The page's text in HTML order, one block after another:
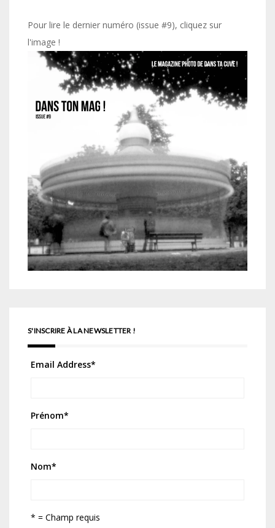
Pour lire le dernier numéro (issue #9), cliquez sur
l'image !
S'INSCRIRE À LA NEWSLETTER !
Email Address*
Prénom*
Nom*
* = Champ requis